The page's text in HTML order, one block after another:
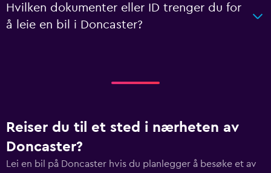
Hvilken dokumenter eller ID trenger du for
å leie en bil i Doncaster?
Reiser du til et sted i nærheten av
Doncaster?
Lei en bil på Doncaster hvis du planlegger å besøke et av